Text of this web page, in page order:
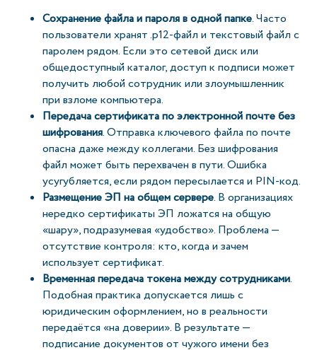
Сохранение файла и пароля в одной папке. Часто
пользователи хранят .p12-файл и текстовый файл с
паролем рядом. Если это сетевой диск или
общедоступный каталог, доступ к подписи может
получить любой сотрудник или злоумышленник
при взломе компьютера.
Передача сертификата по электронной почте без
шифрования. Отправка ключевого файла по почте
опасна даже между коллегами. Без шифрования
файл может быть перехвачен в пути. Ошибка
усугубляется, если рядом пересылается и PIN-код.
Размещение ЭП на общем сервере. В организациях
нередко сертификаты ЭП ложатся на общую
«шару», подразумевая «удобство». Проблема —
отсутствие контроля: кто, когда и зачем
использует сертификат.
Временная передача токена между сотрудниками.
Подобная практика допускается лишь с
юридическим оформлением, но в реальности
передаётся «на доверии». В результате —
подписание документов от чужого имени без